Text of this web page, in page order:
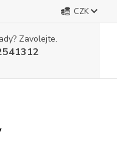
CZK
Zavolejte.